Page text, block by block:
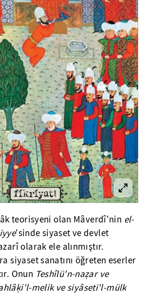
teorisyeni olan Mâverdî'nin el-
'sinde siyaset ve devlet
olarak ele alınmıştır.
siyaset sanatını öğreten eserler
Onun Teshîlü'n-naẓar ve
melik ve siyâseti'l-mülk